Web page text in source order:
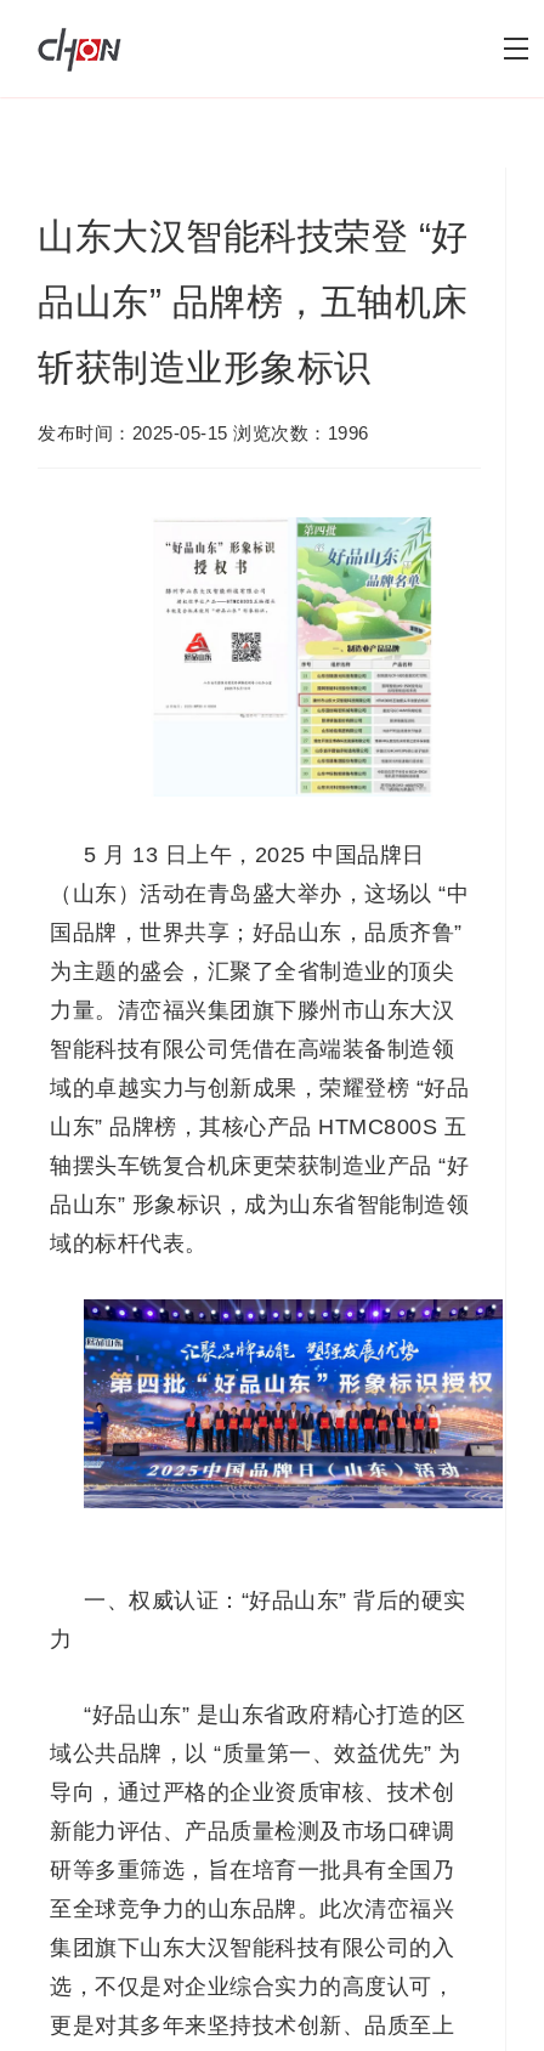
山东大汉智能科技荣登 “好
品山东” 品牌榜，五轴机床
斩获制造业形象标识
发布时间：2025-05-15 浏览次数：1996
5 月 13 日上午，2025 中国品牌日
（山东）活动在青岛盛大举办，这场以 “中
国品牌，世界共享；好品山东，品质齐鲁”
为主题的盛会，汇聚了全省制造业的顶尖
力量。清峦福兴集团旗下滕州市山东大汉
智能科技有限公司凭借在高端装备制造领
域的卓越实力与创新成果，荣耀登榜 “好品
山东” 品牌榜，其核心产品 HTMC800S 五
轴摆头车铣复合机床更荣获制造业产品 “好
品山东” 形象标识，成为山东省智能制造领
域的标杆代表。
一、权威认证：“好品山东” 背后的硬实
力
“好品山东” 是山东省政府精心打造的区
域公共品牌，以 “质量第一、效益优先” 为
导向，通过严格的企业资质审核、技术创
新能力评估、产品质量检测及市场口碑调
研等多重筛选，旨在培育一批具有全国乃
至全球竞争力的山东品牌。此次清峦福兴
集团旗下山东大汉智能科技有限公司的入
选，不仅是对企业综合实力的高度认可，
更是对其多年来坚持技术创新、品质至上